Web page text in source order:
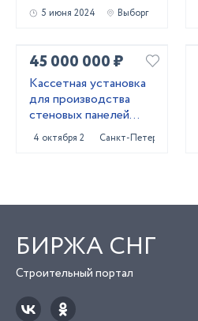
5 июня 2024 Выборг
45 000 000 ₽
Кассетная установка
для производства
стеновых панелей
ЖБИ
4 октября 2024Санкт-Петербург
БИРЖА СНГ
Строительный портал